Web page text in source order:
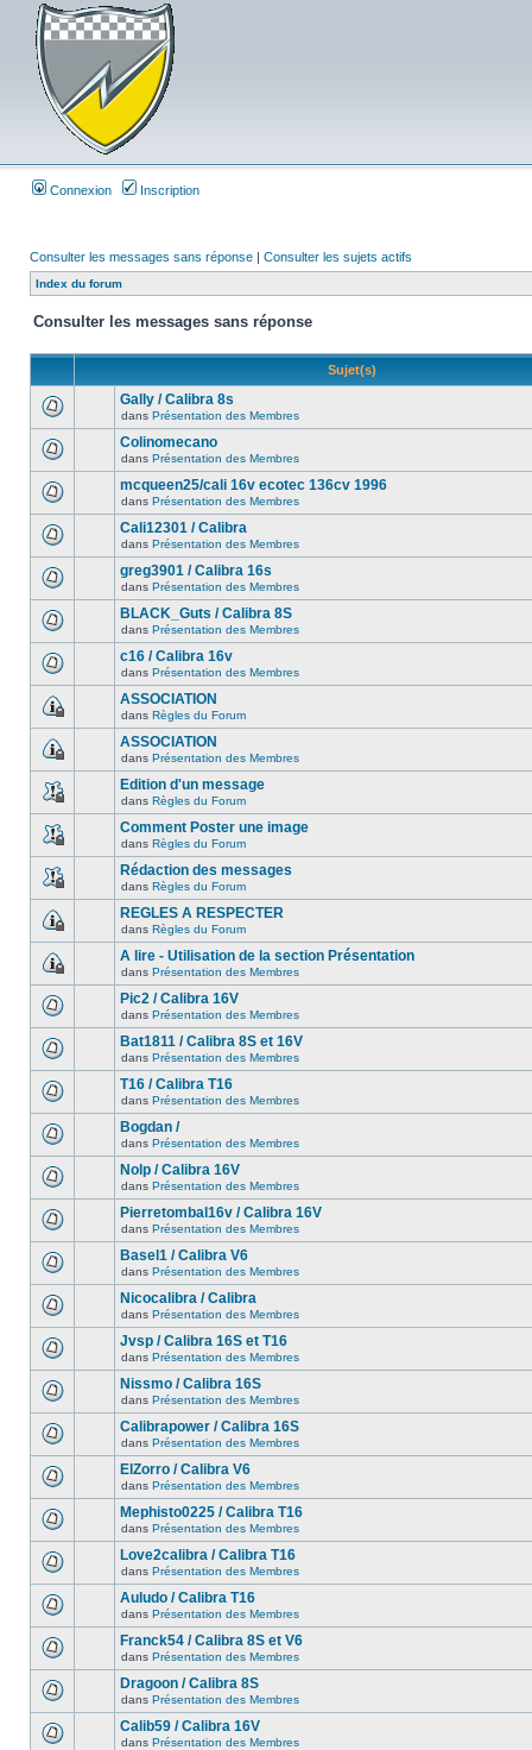
Connexion Inscription
Consulter les messages sans réponse | Consulter les sujets actifs
Index du forum
Consulter les messages sans réponse
Sujet(s)
Gally / Calibra 8s
dans Présentation des Membres
Colinomecano
dans Présentation des Membres
mcqueen25/cali 16v ecotec 136cv 1996
dans Présentation des Membres
Cali12301 / Calibra
dans Présentation des Membres
greg3901 / Calibra 16s
dans Présentation des Membres
BLACK_Guts / Calibra 8S
dans Présentation des Membres
c16 / Calibra 16v
dans Présentation des Membres
ASSOCIATION
dans Règles du Forum
ASSOCIATION
dans Présentation des Membres
Edition d'un message
dans Règles du Forum
Comment Poster une image
dans Règles du Forum
Rédaction des messages
dans Règles du Forum
REGLES A RESPECTER
dans Règles du Forum
A lire - Utilisation de la section Présentation
dans Présentation des Membres
Pic2 / Calibra 16V
dans Présentation des Membres
Bat1811 / Calibra 8S et 16V
dans Présentation des Membres
T16 / Calibra T16
dans Présentation des Membres
Bogdan /
dans Présentation des Membres
Nolp / Calibra 16V
dans Présentation des Membres
Pierretombal16v / Calibra 16V
dans Présentation des Membres
Basel1 / Calibra V6
dans Présentation des Membres
Nicocalibra / Calibra
dans Présentation des Membres
Jvsp / Calibra 16S et T16
dans Présentation des Membres
Nissmo / Calibra 16S
dans Présentation des Membres
Calibrapower / Calibra 16S
dans Présentation des Membres
ElZorro / Calibra V6
dans Présentation des Membres
Mephisto0225 / Calibra T16
dans Présentation des Membres
Love2calibra / Calibra T16
dans Présentation des Membres
Auludo / Calibra T16
dans Présentation des Membres
Franck54 / Calibra 8S et V6
dans Présentation des Membres
Dragoon / Calibra 8S
dans Présentation des Membres
Calib59 / Calibra 16V
dans Présentation des Membres